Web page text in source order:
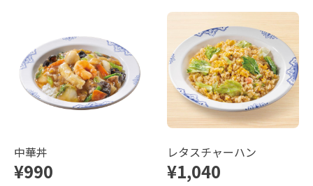
中華丼
¥990
レタスチャーハン
¥1,040